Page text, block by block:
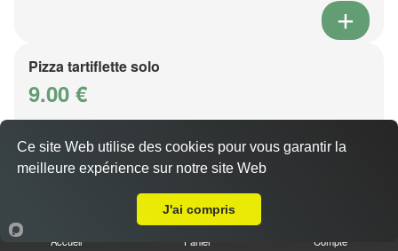
Pizza tartiflette solo
9.00 €
Base crème fraîche, fromage, poitrine de dinde fumée,
Accueil Panier Compte
Ce site Web utilise des cookies pour vous garantir la
meilleure expérience sur notre site Web
J'ai compris